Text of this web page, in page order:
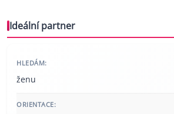
Ideální partner
HLEDÁM:
ženu
ORIENTACE: